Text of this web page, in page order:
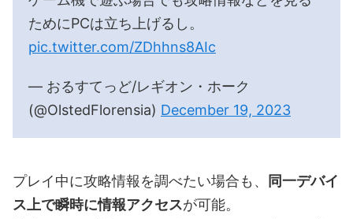
ためにPCは立ち上げるし。
pic.twitter.com/ZDhhns8AIc
— おるすてっど/レギオン・ホーク
(@OlstedFlorensia) December 19, 2023
プレイ中に攻略情報を調べたい場合も、
同一デバイ
ス上で瞬時に情報アクセスが可能。